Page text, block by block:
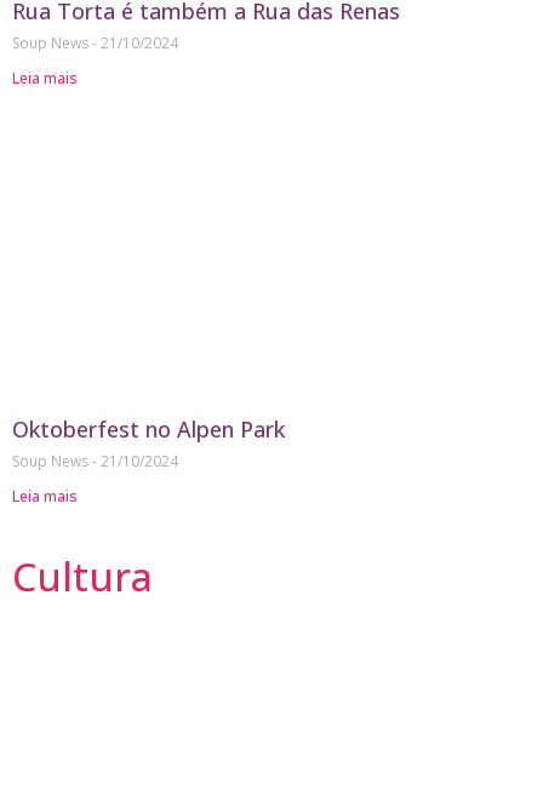
Rua Torta é também a Rua das Renas
Soup News 21/10/2024
Leia mais
Oktoberfest no Alpen Park
Soup News 21/10/2024
Leia mais
Cultura